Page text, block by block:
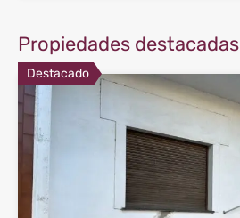
Propiedades destacadas
Destacado